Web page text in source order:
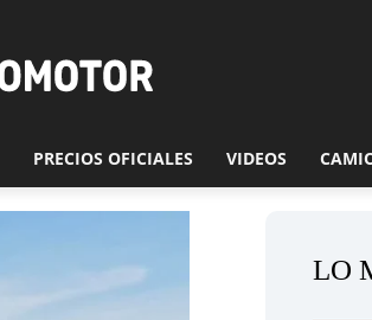
PRECIOS OFICIALES VIDEOS
LO